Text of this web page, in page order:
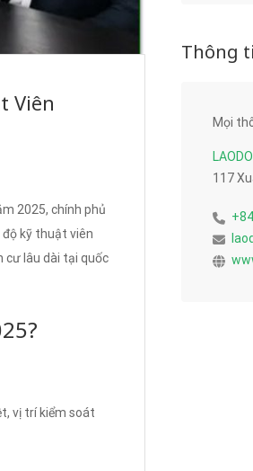
Viên
2025, chính phủ
kỹ thuật viên
cư lâu dài tại quốc
vị trí kiểm soát
Thông
Mọi
117